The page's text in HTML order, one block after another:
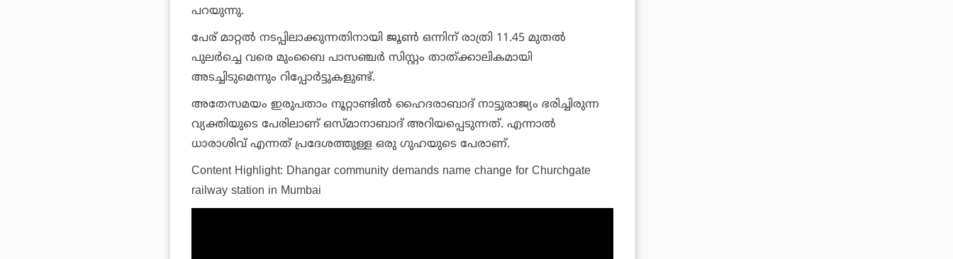
പറയുന്നു.
പേര് മാറ്റല്‍ നടപ്പിലാക്കുന്നതിനായി ജൂണ്‍ ഒന്നിന് രാത്രി 11.45 മുതല്‍
പുലര്‍ച്ചെ വരെ മുംബൈ പാസഞ്ചര്‍ സിസ്റ്റം താത്ക്കാലികമായി
അടച്ചിടുമെന്നും റിപ്പോര്‍ട്ടുകളുണ്ട്.
അതേസമയം ഇരുപതാം നൂറ്റാണ്ടില്‍ ഹൈദരാബാദ് നാട്ടുരാജ്യം ഭരിച്ചിരുന്ന
വ്യക്തിയുടെ പേരിലാണ് ഒസ്മാനാബാദ് അറിയപ്പെടുന്നത്. എന്നാല്‍
ധാരാശിവ് എന്നത് പ്രദേശത്തുള്ള ഒരു ഗുഹയുടെ പേരാണ്.
Content Highlight: Dhangar community demands name change for Churchgate
railway station in Mumbai